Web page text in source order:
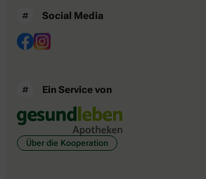
Social Media
Ein Service von
Über die Kooperation